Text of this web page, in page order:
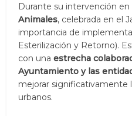
Durante su intervención en
Animales, celebrada en el
importancia de
Esterilización y Retorno).
con unaestrecha
Ayuntamiento y las
mejorar significativamente
urbanos.